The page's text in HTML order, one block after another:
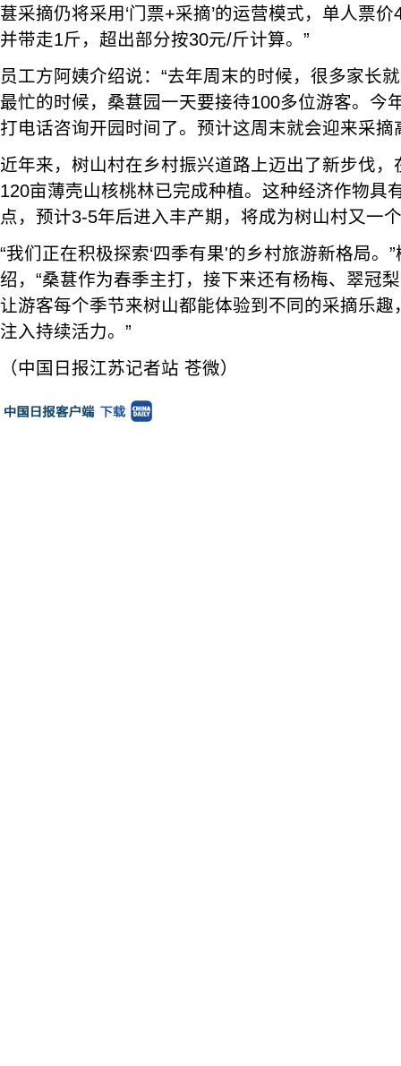
葚采摘仍将采用‘门票+采摘’的运营模式，单人票
并带走1斤，超出部分按30元/斤计算。”
员工方阿姨介绍说：“去年周末的时候，很多家长
最忙的时候，桑葚园一天要接待100多位游客。今
打电话咨询开园时间了。预计这周末就会迎来采摘
近年来，树山村在乡村振兴道路上迈出了新步伐
120亩薄壳山核桃林已完成种植。这种经济作物具
点，预计3-5年后进入丰产期，将成为树山村又一
“我们正在积极探索‘四季有果'的乡村旅游新格局。
绍，“桑葚作为春季主打，接下来还有杨梅、翠冠
让游客每个季节来树山都能体验到不同的采摘乐
注入持续活力。”
（中国日报江苏记者站 苍微）